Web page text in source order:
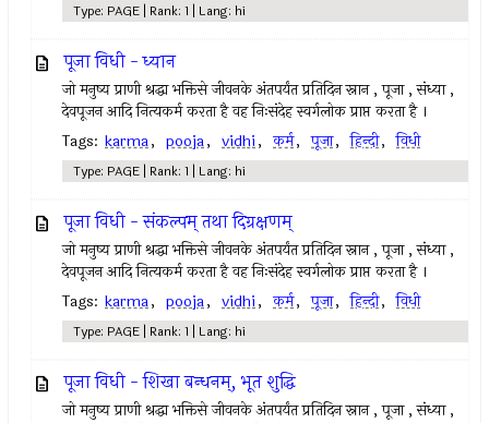
Type: PAGE | Rank: 1 | Lang: hi
पूजा विधी - ध्यान
जो मनुष्य प्राणी श्रद्धा भक्तिसे जीवनके अंतपर्यंत प्रतिदिन स्नान , पूजा , संध्या ,
देवपूजन आदि नित्यकर्म करता है वह निःसंदेह स्वर्गलोक प्राप्त करता है ।
Tags: karma, pooja, vidhi, कर्म, पूजा, हिन्दी, विधी
Type: PAGE | Rank: 1 | Lang: hi
पूजा विधी - संकल्पम् तथा दिग्रक्षणम्
जो मनुष्य प्राणी श्रद्धा भक्तिसे जीवनके अंतपर्यंत प्रतिदिन स्नान , पूजा , संध्या ,
देवपूजन आदि नित्यकर्म करता है वह निःसंदेह स्वर्गलोक प्राप्त करता है ।
Tags: karma, pooja, vidhi, कर्म, पूजा, हिन्दी, विधी
Type: PAGE | Rank: 1 | Lang: hi
पूजा विधी - शिखा बन्धनम्, भूत शुद्धि
जो मनुष्य प्राणी श्रद्धा भक्तिसे जीवनके अंतपर्यंत प्रतिदिन स्नान , पूजा , संध्या ,